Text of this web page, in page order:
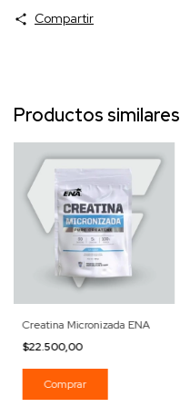
Compartir
Productos similares
Creatina Micronizada ENA
$22.500,00
Comprar